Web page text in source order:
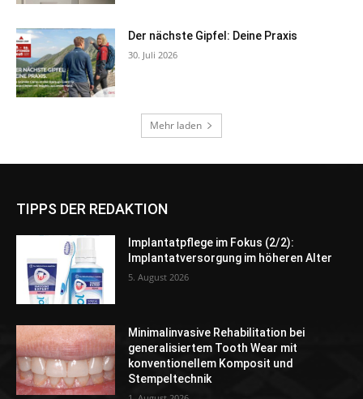
TIPPS DER REDAKTION
Implantatpflege im Fokus (2/2):
Implantatversorgung im höheren Alter
5. August 2026
Minimalinvasive Rehabilitation bei
generalisiertem Tooth Wear mit
konventionellem Komposit und
Stempeltechnik